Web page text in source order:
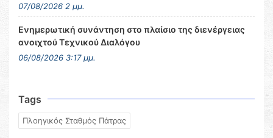
07/08/2026 2 μμ.
Ενημερωτική συνάντηση στο πλαίσιο της διενέργειας
ανοιχτού Τεχνικού Διαλόγου
06/08/2026 3:17 μμ.
Tags
Πλοηγικός Σταθμός Πάτρας